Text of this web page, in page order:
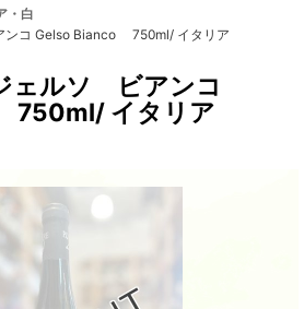
・白
ンコ Gelso Bianco 750ml/ イタリア
ェルソ ビアンコ
イタリア